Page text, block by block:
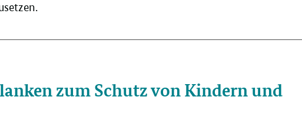
zum Schutz von Kindern und